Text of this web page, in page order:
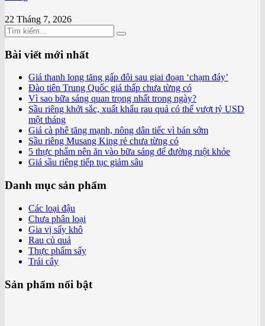
22 Tháng 7, 2026
Bài viết mới nhất
Giá thanh long tăng gấp đôi sau giai đoạn ‘chạm đáy’
Đào tiên Trung Quốc giá thấp chưa từng có
Vì sao bữa sáng quan trọng nhất trong ngày?
Sầu riêng khởi sắc, xuất khẩu rau quả có thể vượt tỷ USD
một tháng
Giá cà phê tăng mạnh, nông dân tiếc vì bán sớm
Sầu riêng Musang King rẻ chưa từng có
5 thực phẩm nên ăn vào bữa sáng để đường ruột khỏe
Giá sầu riêng tiếp tục giảm sâu
Danh mục sản phẩm
Các loại đậu
Chưa phân loại
Gia vị sấy khô
Rau củ quả
Thực phẩm sấy
Trái cây
Sản phẩm nổi bật